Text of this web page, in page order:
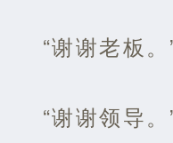
“谢谢老板。
“谢谢领导。